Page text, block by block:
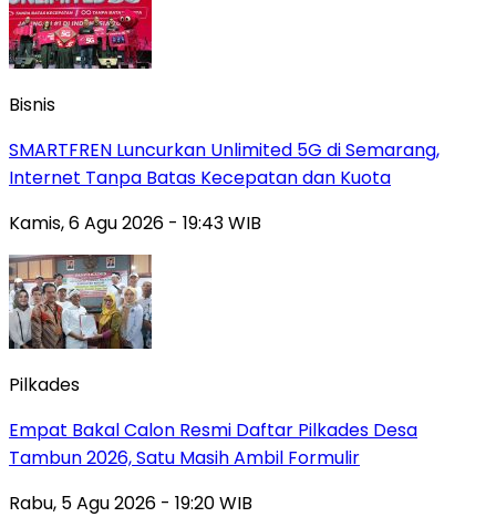
Bisnis
SMARTFREN Luncurkan Unlimited 5G di Semarang,
Internet Tanpa Batas Kecepatan dan Kuota
Kamis, 6 Agu 2026 - 19:43 WIB
Pilkades
Empat Bakal Calon Resmi Daftar Pilkades Desa
Tambun 2026, Satu Masih Ambil Formulir
Rabu, 5 Agu 2026 - 19:20 WIB